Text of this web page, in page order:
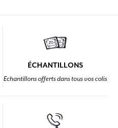
ÉCHANTILLONS
Echantillons offerts dans tous vos colis